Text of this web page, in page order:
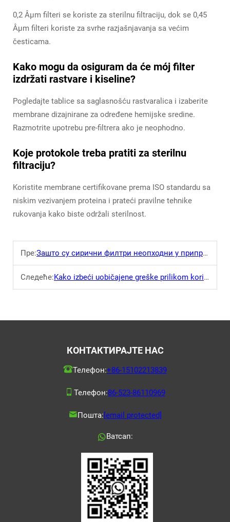
0,2 Âµm filteri se koriste za sterilnu filtraciju, dok se 0,45
Âµm filteri koriste za svrhe razjašnjavanja sa većim
česticama.
Kako mogu da osiguram da će mój filter
izdržati rastvare i kiseline?
Pogledajte tablice sa saglasnošću rastvaralica i izaberite
membrane dizajnirane za određene hemijske sredine.
Razmotrite upotrebu pre-filtrera ako je neophodno.
Koje protokole treba pratiti za sterilnu
filtraciju?
Koristite membrane certifikovane prema ISO standardu sa
niskim vezivanjem proteina i prateći pravilne tehnike
rukovanja kako biste održali sterilnost.
Пре:Зашто су сирични филтри неопходни у припреми uzoraka?
Следеће:Kako izbeći uobičajene greške prilikom korišćenja šprinĝ filtera?
КОНТАКТИРАЈТЕ НАС
Телефон:+86-15102213839
Телефон:86-523-86110969
Пошта:[email protected]
Ватсап: